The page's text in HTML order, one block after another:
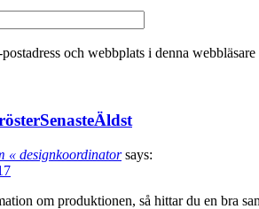
och webbplats i denna
SenasteÄldst
« designkoordinator says:
om produktionen, så hittar du en bra